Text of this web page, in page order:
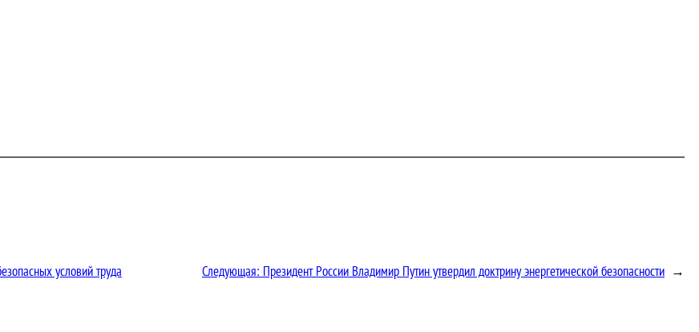
условий труда Следующая: Президент России Владимир Путин утвердил доктрину энергетической безопасности →